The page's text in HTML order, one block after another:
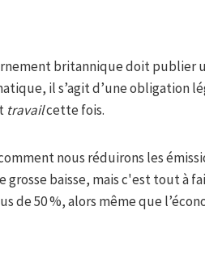
britannique doit publier
il s’agit d’une obligation
travailcette fois.
nous réduirons les
grosse baisse, mais c'est tout à
de 50 %, alors même que